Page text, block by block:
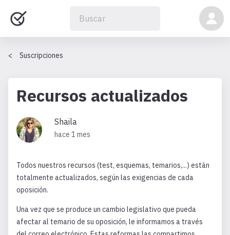
Suscripciones
Recursos actualizados
Shaila
hace 1 mes
Todos nuestros recursos (test, esquemas, temarios,...) están
totalmente actualizados, según las exigencias de cada
oposición.
Una vez que se produce un cambio legislativo que pueda
afectar al temario de su oposición, le informamos a través